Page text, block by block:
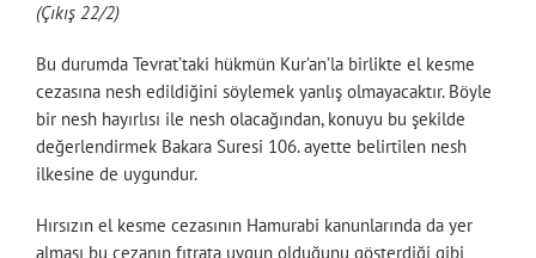
(Çıkış 22/2)
Bu durumda Tevrat’taki hükmün Kur’an’la birlikte el kesme
cezasına nesh edildiğini söylemek yanlış olmayacaktır. Böyle
bir nesh hayırlısı ile nesh olacağından, konuyu bu şekilde
değerlendirmek Bakara Suresi 106. ayette belirtilen nesh
ilkesine de uygundur.
Hırsızın el kesme cezasının Hamurabi kanunlarında da yer
alması bu cezanın fıtrata uygun olduğunu gösterdiği gibi